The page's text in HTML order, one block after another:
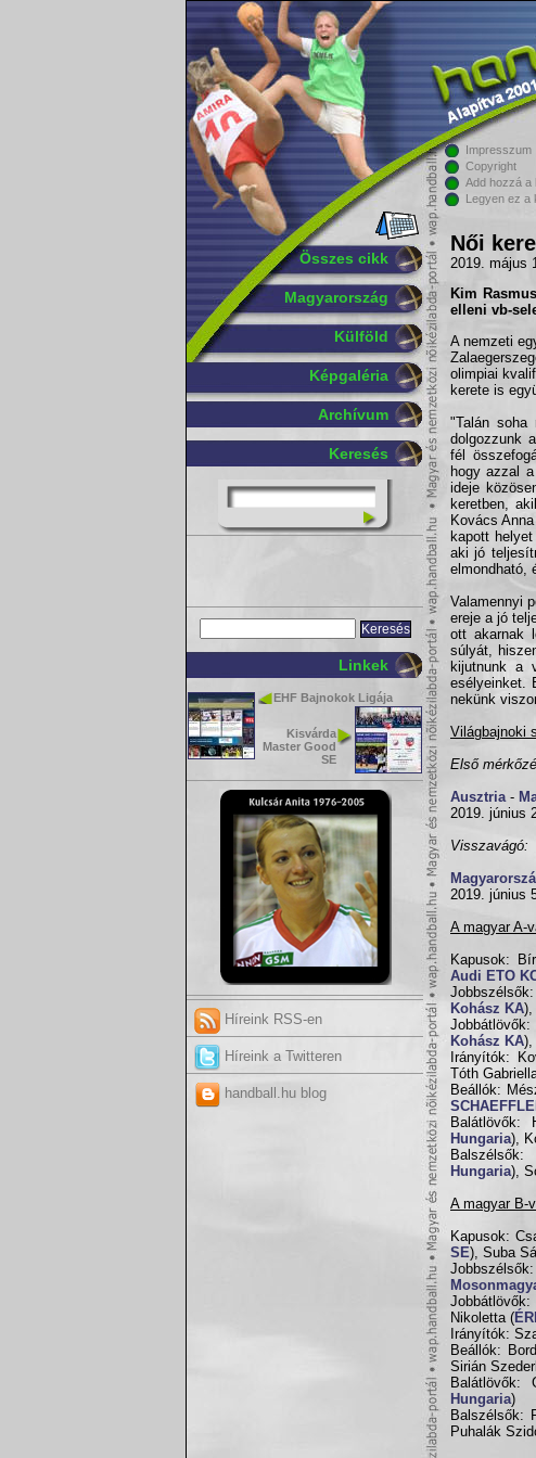
Összes cikk
Magyarország
Külföld
Képgaléria
Archívum
Keresés
Linkek
EHF Bajnokok Ligája
Kisvárda
Master Good
SE
Híreink RSS-en
Híreink a Twitteren
handball.hu blog
Impresszum
Copyright
Add hozzá a
Legyen ez a
Női
2019. május
Kim
elleni vb-
A nemzeti
olimpiai
kerete is
"Talán soha
dolgozzunk
fél
hogy azzal
ideje
keretben,
Kovács
kapott
aki jó
elmondható,
Valamennyi
ereje a jó
ott akarnak
súlyát,
kijutnunk a
esélyeinket.
nekünk
Világbajnoki
Első
Ausztria -
2019. június
Visszavágó:
2019. június
A magyar A-
Kapusok:
Audi ETO
Kohász KA),
Kohász KA),
Irányítók:
Tóth
Beállók:
Balátlövők:
Hungaria),
Hungaria),
A magyar B-
Kapusok:
SE), Suba
Nikoletta (
Irányítók:
Beállók:
Sirián
Balátlövők:
Hungaria)
Balszélsők:
Puhalák